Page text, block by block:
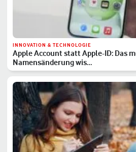
INNOVATION & TECHNOLOGIE
Apple Account statt Apple-ID: Das
Namensänderung wis…